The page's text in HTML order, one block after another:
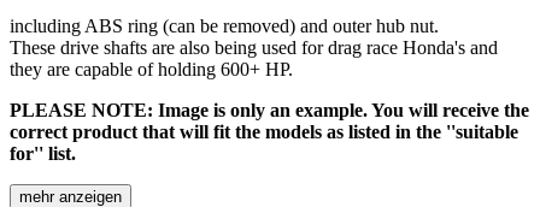
including ABS ring (can be removed) and outer hub nut.
These drive shafts are also being used for drag race Honda's and
they are capable of holding 600+ HP.
PLEASE NOTE: Image is only an example. You will receive the
correct product that will fit the models as listed in the ''suitable
for'' list.
mehr anzeigen